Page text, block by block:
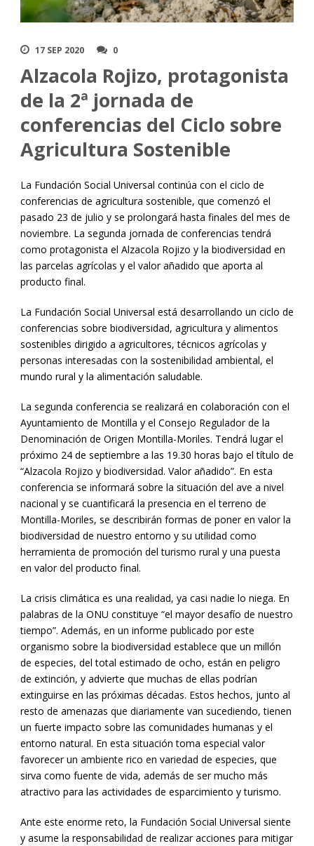
17 SEP 2020 0
Alzacola Rojizo, protagonista
de la 2ª jornada de
conferencias del Ciclo sobre
Agricultura Sostenible
La Fundación Social Universal continúa con el ciclo de
conferencias de agricultura sostenible, que comenzó el
pasado 23 de julio y se prolongará hasta finales del mes de
noviembre. La segunda jornada de conferencias tendrá
como protagonista el Alzacola Rojizo y la biodiversidad en
las parcelas agrícolas y el valor añadido que aporta al
producto final.
La Fundación Social Universal está desarrollando un ciclo de
conferencias sobre biodiversidad, agricultura y alimentos
sostenibles dirigido a agricultores, técnicos agrícolas y
personas interesadas con la sostenibilidad ambiental, el
mundo rural y la alimentación saludable.
La segunda conferencia se realizará en colaboración con el
Ayuntamiento de Montilla y el Consejo Regulador de la
Denominación de Origen Montilla-Moriles. Tendrá lugar el
próximo 24 de septiembre a las 19.30 horas bajo el título de
“Alzacola Rojizo y biodiversidad. Valor añadido”. En esta
conferencia se informará sobre la situación del ave a nivel
nacional y se cuantificará la presencia en el terreno de
Montilla-Moriles, se describirán formas de poner en valor la
biodiversidad de nuestro entorno y su utilidad como
herramienta de promoción del turismo rural y una puesta
en valor del producto final.
La crisis climática es una realidad, ya casi nadie lo niega. En
palabras de la ONU constituye “el mayor desafío de nuestro
tiempo”. Además, en un informe publicado por este
organismo sobre la biodiversidad establece que un millón
de especies, del total estimado de ocho, están en peligro
de extinción, y advierte que muchas de ellas podrían
extinguirse en las próximas décadas. Estos hechos, junto al
resto de amenazas que diariamente van sucediendo, tienen
un fuerte impacto sobre las comunidades humanas y el
entorno natural. En esta situación toma especial valor
favorecer un ambiente rico en variedad de especies, que
sirva como fuente de vida, además de ser mucho más
atractivo para las actividades de esparcimiento y turismo.
Ante este enorme reto, la Fundación Social Universal siente
y asume la responsabilidad de realizar acciones para mitigar